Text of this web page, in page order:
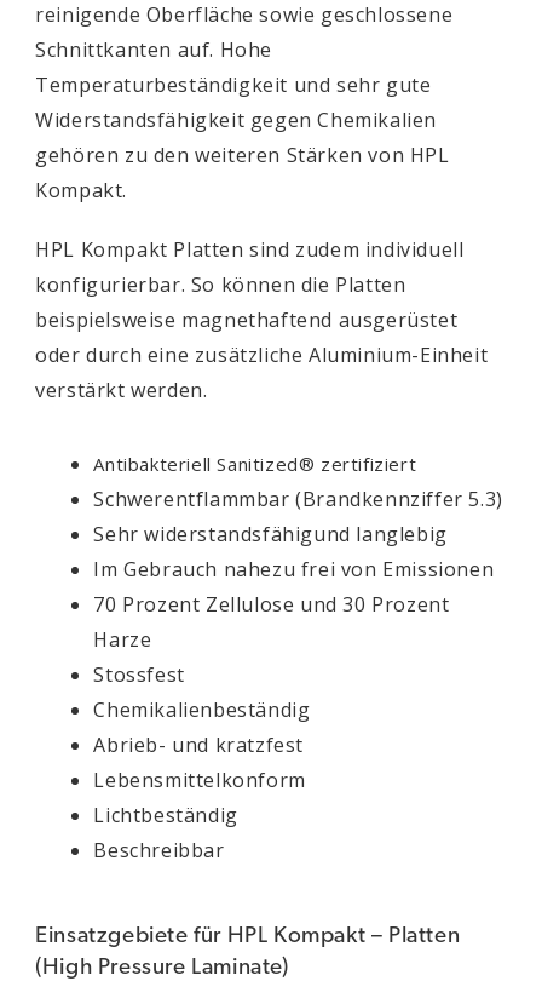
reinigende Oberfläche sowie geschlossene
Schnittkanten auf. Hohe
Temperaturbeständigkeit und sehr gute
Widerstandsfähigkeit gegen Chemikalien
gehören zu den weiteren Stärken von HPL
Kompakt.
HPL Kompakt Platten sind zudem individuell
konfigurierbar. So können die Platten
beispielsweise magnethaftend ausgerüstet
oder durch eine zusätzliche Aluminium-Einheit
verstärkt werden.
Antibakteriell Sanitized® zertifiziert
Schwerentflammbar (Brandkennziffer 5.3)
Sehr widerstandsfähigund langlebig
Im Gebrauch nahezu frei von Emissionen
70 Prozent Zellulose und 30 Prozent
Harze
Stossfest
Chemikalienbeständig
Abrieb- und kratzfest
Lebensmittelkonform
Lichtbeständig
Beschreibbar
Einsatzgebiete für HPL Kompakt – Platten
(High Pressure Laminate)